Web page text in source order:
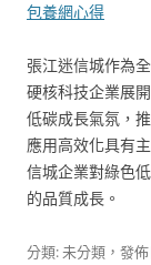
包養網心得
張江迷信城作為
硬核科技企業展
低碳成長氣氛，
應用高效化具有
信城企業對綠色
的品質成長。
分類: 未分類，發